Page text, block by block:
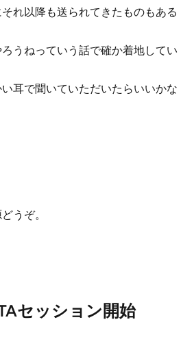
れ以降も送られてきたものもある
うねっていう話で確か着地してい
耳で聞いていただいたらいいかな
うぞ。
セッション開始